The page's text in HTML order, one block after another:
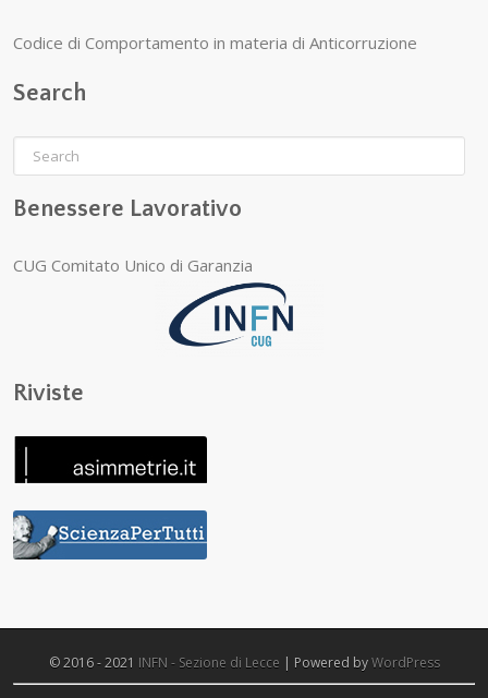
Codice di Comportamento in materia di Anticorruzione
Search
Benessere Lavorativo
CUG Comitato Unico di Garanzia
Riviste
© 2016 - 2021 INFN - Sezione di Lecce | Powered byWordPress